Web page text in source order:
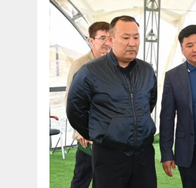
30 МАЯ, 2026 | ТҮСІНДІРУ ЖҰМЫСТАРЫ